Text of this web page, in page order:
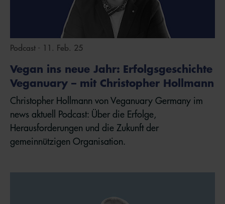
Podcast - 11. Feb. 25
Vegan ins neue Jahr: Erfolgsgeschichte
Veganuary – mit Christopher Hollmann
Christopher Hollmann von Veganuary Germany im
news aktuell Podcast: Über die Erfolge,
Herausforderungen und die Zukunft der
gemeinnützigen Organisation.